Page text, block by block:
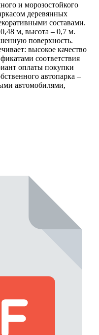
и морозостойкого
деревянных
составами.
м, высота – 0,7 м.
поверхность.
высокое качество
соответствия
оплаты покупки
автопарка –
автомобилями,